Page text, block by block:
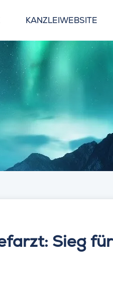
KANZLEIWEBSITE
Sieg für